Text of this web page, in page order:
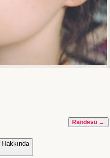
Randevu →